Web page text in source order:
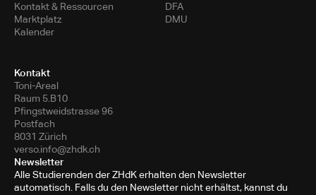
Kontakt & Ressourcen
Marktplatz
Kalender
DFA
DMU
Kontakt
Toni-Areal
Raum 5.B10
Pfingstweidstrasse 96
Postfach
8031 Zürich
verso.info@zhdk.ch
Newsletter
Alle Studierenden der ZHdK erhalten den Newsletter
automatisch. Falls du den Newsletter nicht erhältst, kannst du